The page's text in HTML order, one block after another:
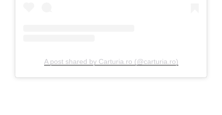
A post shared by Carturia.ro (@carturia.ro)